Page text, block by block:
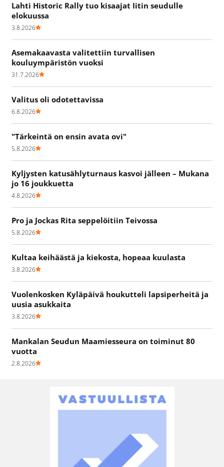
Lahti Historic Rally tuo kisaajat Iitin seudulle
elokuussa
3.8.2026
Asemakaavasta valitettiin turvallisen
kouluympäristön vuoksi
31.7.2026
Valitus oli odotettavissa
6.8.2026
"Tärkeintä on ensin avata ovi"
5.8.2026
Kyljysten katusählyturnaus kasvoi jälleen – Mukana
jo 16 joukkuetta
4.8.2026
Pro ja Jockas Rita seppelöitiin Teivossa
5.8.2026
Kultaa keihäästä ja kiekosta, hopeaa kuulasta
3.8.2026
Vuolenkosken Kyläpäivä houkutteli lapsiperheitä ja
uusia asukkaita
3.8.2026
Mankalan Seudun Maamiesseura on toiminut 80
vuotta
2.8.2026